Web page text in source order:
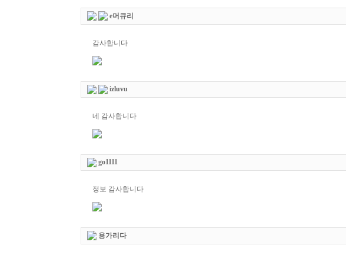
e머큐리
감사합니다
izluvu
네 감사합니다
go1111
정보 감사합니다
용가리다